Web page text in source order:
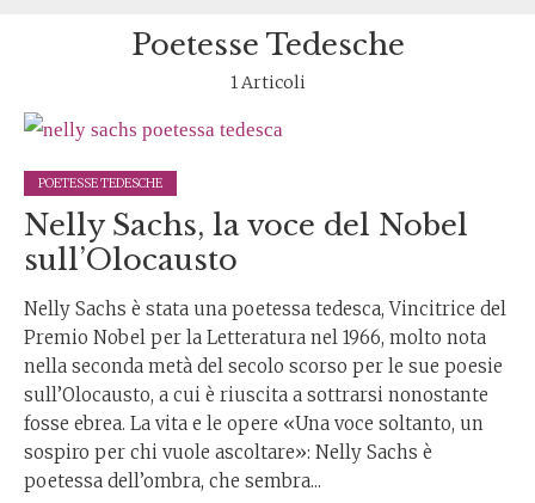
Poetesse Tedesche
1 Articoli
POETESSE TEDESCHE
Nelly Sachs, la voce del Nobel
sull’Olocausto
Nelly Sachs è stata una poetessa tedesca, Vincitrice del
Premio Nobel per la Letteratura nel 1966, molto nota
nella seconda metà del secolo scorso per le sue poesie
sull’Olocausto, a cui è riuscita a sottrarsi nonostante
fosse ebrea. La vita e le opere «Una voce soltanto, un
sospiro per chi vuole ascoltare»: Nelly Sachs è
poetessa dell’ombra, che sembra...